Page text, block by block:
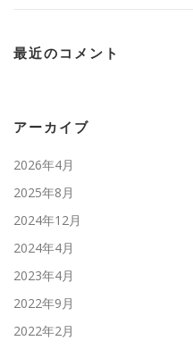
最近のコメント
アーカイブ
2026年4月
2025年8月
2024年12月
2024年4月
2023年4月
2022年9月
2022年2月